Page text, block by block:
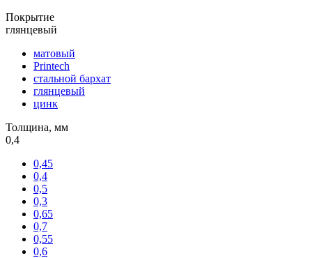
Покрытие
глянцевый
матовый
Printech
стальной бархат
глянцевый
цинк
Толщина, мм
0,4
0,45
0,4
0,5
0,3
0,65
0,7
0,55
0,6